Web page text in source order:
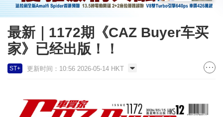
最新｜1172期《CAZ Buyer车买
家》已经出版！！
ST+ 更新时间：10:56 2026-05-14 HKT